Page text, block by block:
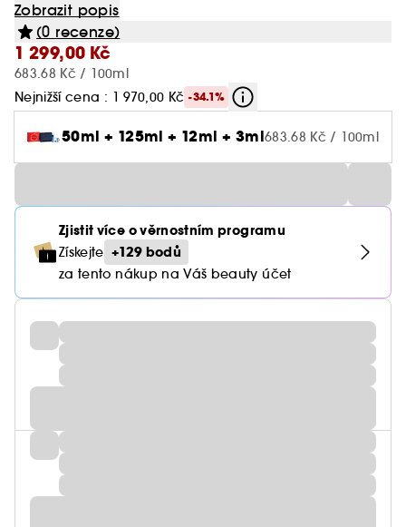
Zobrazit popis
(0 recenze)
1 299,00 Kč
683.68 Kč / 100ml
Nejnižší cena : 1 970,00 Kč -34.1%
50ml + 125ml + 12ml + 3ml683.68 Kč / 100ml
Zjistit více o věrnostním programu
Získejte +129 bodů
za tento nákup na Váš beauty účet